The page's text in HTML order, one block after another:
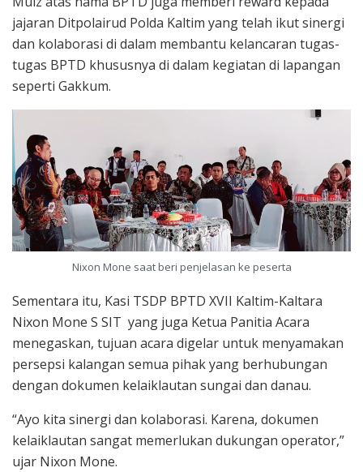
jajaran Ditpolairud Polda Kaltim yang telah ikut sinergi
dan kolaborasi di dalam membantu kelancaran tugas-
tugas BPTD khususnya di dalam kegiatan di lapangan
seperti Gakkum.
Nixon Mone saat beri penjelasan ke peserta
Sementara itu, Kasi TSDP BPTD XVII Kaltim-Kaltara
Nixon Mone S SIT yang juga Ketua Panitia Acara
menegaskan, tujuan acara digelar untuk menyamakan
persepsi kalangan semua pihak yang berhubungan
dengan dokumen kelaiklautan sungai dan danau.
“Ayo kita sinergi dan kolaborasi. Karena, dokumen
kelaiklautan sangat memerlukan dukungan operator,”
ujar Nixon Mone.